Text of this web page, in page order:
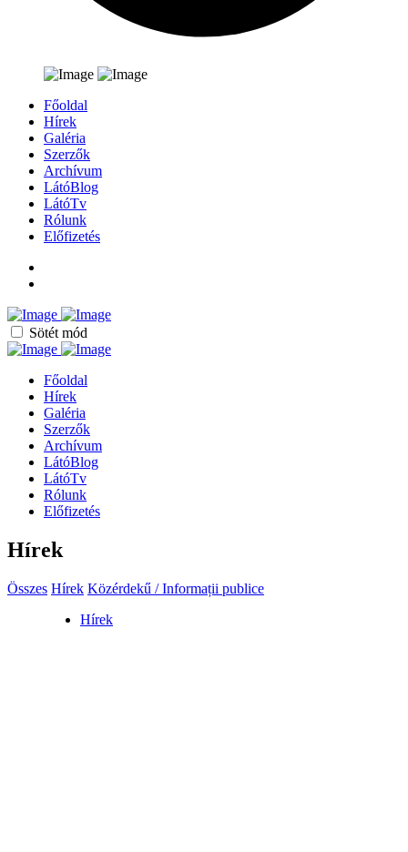
Főoldal
Hírek
Galéria
Szerzők
Archívum
LátóBlog
LátóTv
Rólunk
Előfizetés
Sötét mód
Főoldal
Hírek
Galéria
Szerzők
Archívum
LátóBlog
LátóTv
Rólunk
Előfizetés
Hírek
Összes Hírek Közérdekű / Informații publice
Hírek